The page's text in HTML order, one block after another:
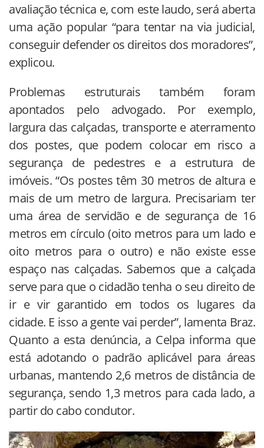
avaliação técnica e, com este laudo, será aberta
uma ação popular “para tentar na via judicial,
conseguir defender os direitos dos moradores”,
explicou.
Problemas estruturais também foram
apontados pelo advogado. Por exemplo,
largura das calçadas, transporte e aterramento
dos postes, que podem colocar em risco a
segurança de pedestres e a estrutura de
imóveis. “Os postes têm 30 metros de altura e
mais de um metro de largura. Precisariam ter
uma área de servidão e de segurança de 16
metros em círculo (oito metros para um lado e
oito metros para o outro) e não existe esse
espaço nas calçadas. Sabemos que a calçada
serve para que o cidadão tenha o seu direito de
ir e vir garantido em todos os lugares da
cidade. E isso a gente vai perder”, lamenta Braz.
Quanto a esta denúncia, a Celpa informa que
está adotando o padrão aplicável para áreas
urbanas, mantendo 2,6 metros de distância de
segurança, sendo 1,3 metros para cada lado, a
partir do cabo condutor.